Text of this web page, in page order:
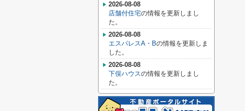
2026-08-08
店舗付住宅の情報を更新しまし
た。
2026-08-08
エスパレスA・Bの情報を更新しま
した。
2026-08-08
下俣ハウスの情報を更新しまし
た。